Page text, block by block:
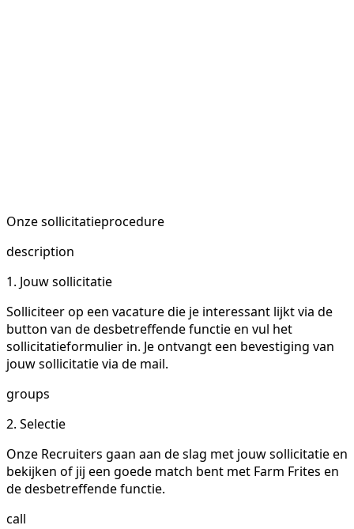
Onze sollicitatieprocedure
description
1. Jouw sollicitatie
Solliciteer op een vacature die je interessant lijkt via de
button van de desbetreffende functie en vul het
sollicitatieformulier in. Je ontvangt een bevestiging van
jouw sollicitatie via de mail.
groups
2. Selectie
Onze Recruiters gaan aan de slag met jouw sollicitatie en
bekijken of jij een goede match bent met Farm Frites en
de desbetreffende functie.
call